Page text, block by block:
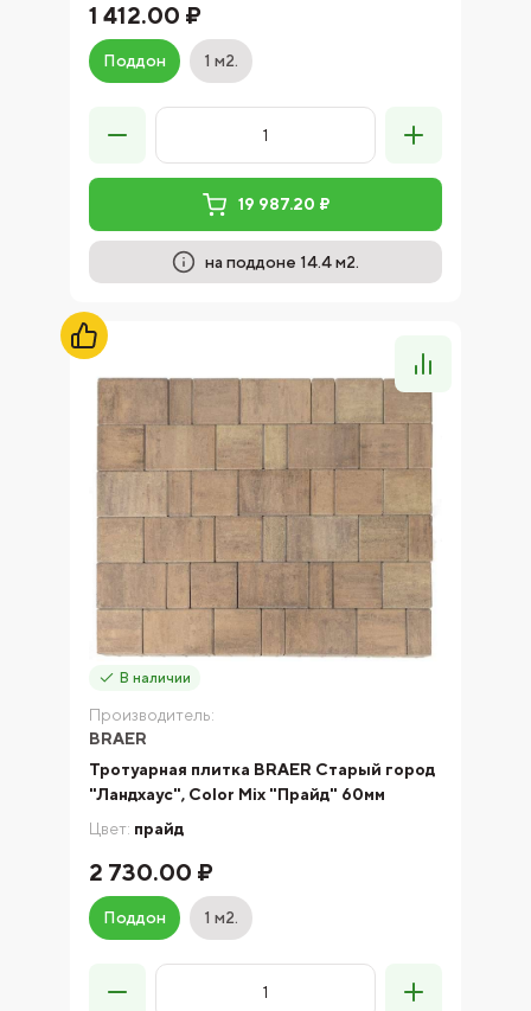
1 412.00 ₽
Поддон 1 м2.
19 987.20 ₽
на поддоне 14.4 м2.
В наличии
Производитель:
BRAER
Тротуарная плитка BRAER Старый город
"Ландхаус", Color Mix "Прайд" 60мм
Цвет: прайд
2 730.00 ₽
Поддон 1 м2.